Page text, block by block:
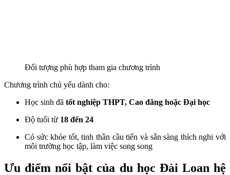
Đối tượng phù hợp tham gia chương trình
Chương trình chủ yếu dành cho:
Học sinh đã tốt nghiệp THPT, Cao đẳng hoặc Đại học
Độ tuổi từ 18 đến 24
Có sức khỏe tốt, tinh thần cầu tiến và sẵn sàng thích nghi với
môi trường học tập, làm việc song song
Ưu điểm nổi bật của du học Đài Loan hệ